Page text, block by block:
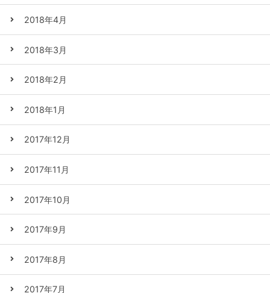
2018年4月
2018年3月
2018年2月
2018年1月
2017年12月
2017年11月
2017年10月
2017年9月
2017年8月
2017年7月